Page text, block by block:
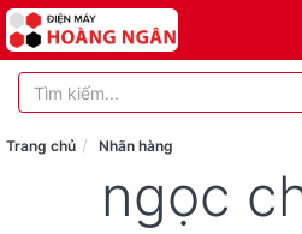
Trang chủ Nhãn hàng
ngọc